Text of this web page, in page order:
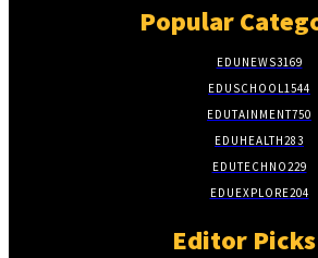
Popular
EDUNEWS3169
EDUSCHOOL1544
EDUTAINMENT750
EDUHEALTH283
EDUTECHNO229
EDUEXPLORE204
Editor Picks